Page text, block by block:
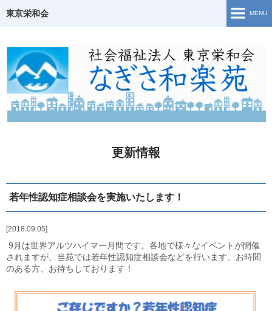
東京栄和会 MENU
介護保険事業
ご相談窓口・支援事業
生活・活動の様子
Topics
更新情報
2018.09.05
若年性認知症相談会を実施いたします！
9月は世界アルツハイマー月間です。各地で様々なイベントが開催
されますが、当苑では若年性認知症相談会などを行います。お時間
のある方、お待ちしております！